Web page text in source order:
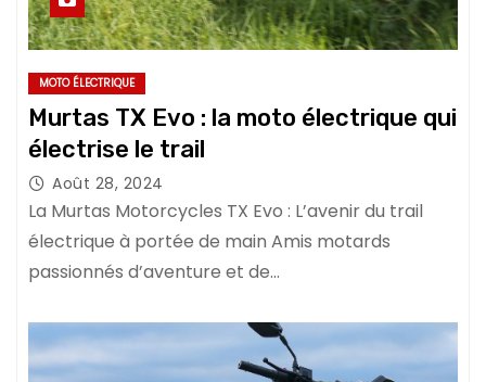
MOTO ÉLECTRIQUE
Murtas TX Evo : la moto électrique qui
électrise le trail
Août 28, 2024
La Murtas Motorcycles TX Evo : L’avenir du trail
électrique à portée de main Amis motards
passionnés d’aventure et de…